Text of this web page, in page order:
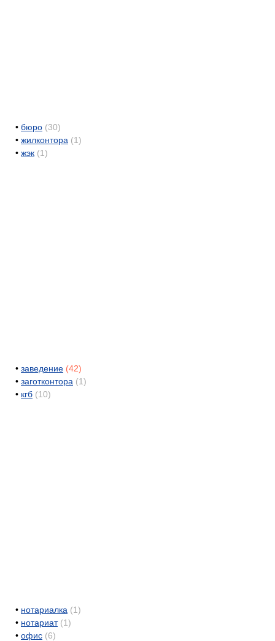
• бюро (30)
• жилконтора (1)
• жэк (1)
• заведение (42)
• заготконтора (1)
• кгб (10)
• нотариалка (1)
• нотариат (1)
• офис (6)